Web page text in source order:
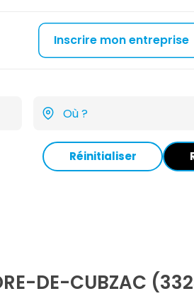
Inscrire mon entreprise
Réinitialiser
DE-CUBZAC